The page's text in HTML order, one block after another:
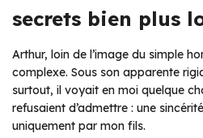
secrets bien plus
Arthur, loin de l’image du simple
complexe. Sous son apparente
surtout, il voyait en moi quelque
refusaient d’admettre : une
uniquement par mon fils.